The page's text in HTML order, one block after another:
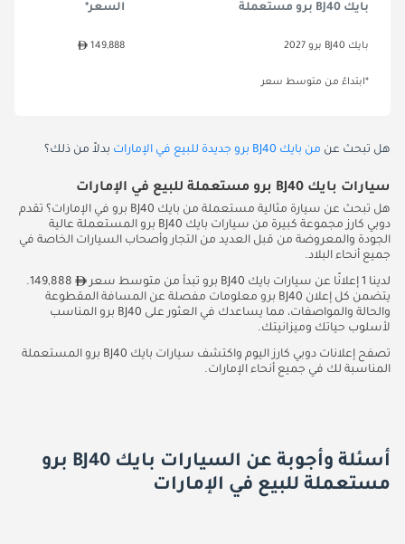
بايك BJ40 برو مستعملة السعر*
بايك BJ40 برو 2027 149,888
*ابتداءً من متوسط سعر
هل تبحث عن من بايك BJ40 برو جديدة للبيع في الإمارات بدلاً من ذلك؟
سيارات بايك BJ40 برو مستعملة للبيع في الإمارات
هل تبحث عن سيارة مثالية مستعملة من بايك BJ40 برو في الإمارات؟ تقدم
دوبي كارز مجموعة كبيرة من سيارات بايك BJ40 برو المستعملة عالية
الجودة والمعروضة من قبل العديد من التجار وأصحاب السيارات الخاصة في
جميع أنحاء البلاد.
لدينا 1 إعلانًا عن سيارات بايك BJ40 برو تبدأ من متوسط سعر
149,888.
يتضمن كل إعلان BJ40 برو معلومات مفصلة عن المسافة المقطوعة
والحالة والمواصفات، مما يساعدك في العثور على BJ40 برو المناسب
لأسلوب حياتك وميزانيتك.
تصفح إعلانات دوبي كارز اليوم واكتشف سيارات بايك BJ40 برو المستعملة
المناسبة لك في جميع أنحاء الإمارات.
أسئلة وأجوبة عن السيارات بايك BJ40 برو
مستعملة للبيع في الإمارات